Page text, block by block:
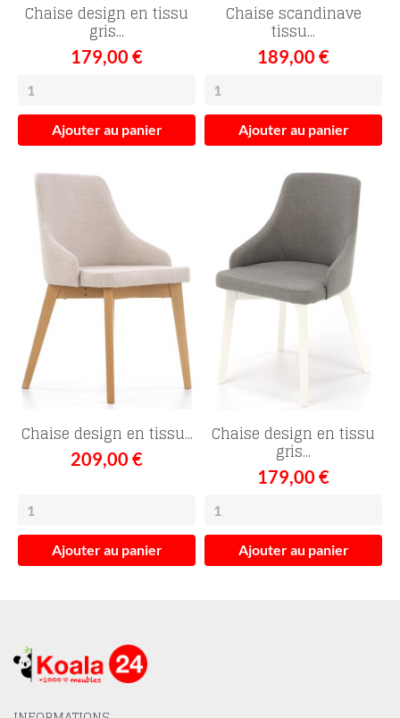
Chaise design en tissu
gris...
179,00 €
Ajouter au panier
Chaise scandinave
tissu...
189,00 €
Ajouter au panier
Chaise design en tissu...
209,00 €
Ajouter au panier
Chaise design en tissu
gris...
179,00 €
Ajouter au panier